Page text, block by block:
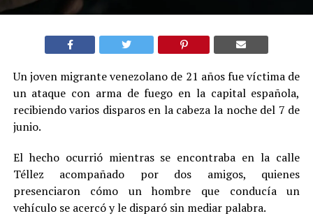
Un joven migrante venezolano de 21 años fue víctima de
un ataque con arma de fuego en la capital española,
recibiendo varios disparos en la cabeza la noche del 7 de
junio.
El hecho ocurrió mientras se encontraba en la calle
Téllez acompañado por dos amigos, quienes
presenciaron cómo un hombre que conducía un
vehículo se acercó y le disparó sin mediar palabra.